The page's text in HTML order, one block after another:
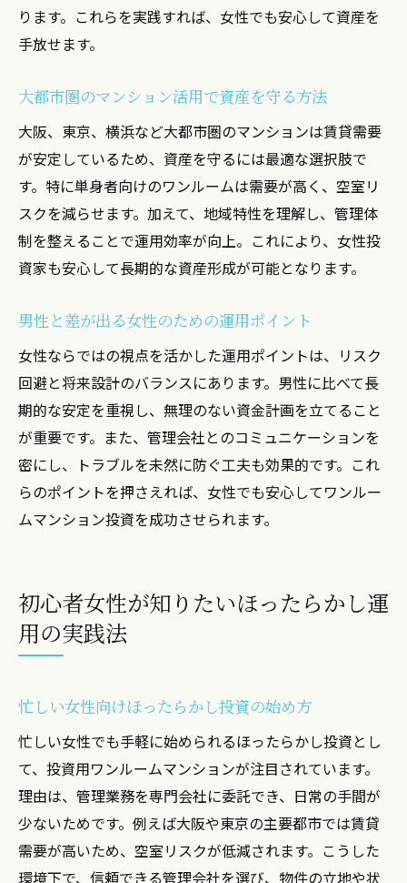
ります。これらを実践すれば、女性でも安心して資産を
手放せます。
大都市圏のマンション活用で資産を守る方法
大阪、東京、横浜など大都市圏のマンションは賃貸需要
が安定しているため、資産を守るには最適な選択肢で
す。特に単身者向けのワンルームは需要が高く、空室リ
スクを減らせます。加えて、地域特性を理解し、管理体
制を整えることで運用効率が向上。これにより、女性投
資家も安心して長期的な資産形成が可能となります。
男性と差が出る女性のための運用ポイント
女性ならではの視点を活かした運用ポイントは、リスク
回避と将来設計のバランスにあります。男性に比べて長
期的な安定を重視し、無理のない資金計画を立てること
が重要です。また、管理会社とのコミュニケーションを
密にし、トラブルを未然に防ぐ工夫も効果的です。これ
らのポイントを押さえれば、女性でも安心してワンルー
ムマンション投資を成功させられます。
初心者女性が知りたいほったらかし運
用の実践法
忙しい女性向けほったらかし投資の始め方
忙しい女性でも手軽に始められるほったらかし投資とし
て、投資用ワンルームマンションが注目されています。
理由は、管理業務を専門会社に委託でき、日常の手間が
少ないためです。例えば大阪や東京の主要都市では賃貸
需要が高いため、空室リスクが低減されます。こうした
環境下で、信頼できる管理会社を選び、物件の立地や状